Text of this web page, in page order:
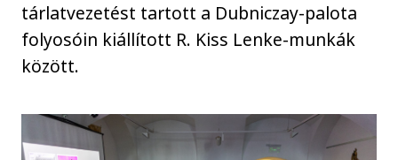
tárlatvezetést tartott a Dubniczay-palota
folyosóin kiállított R. Kiss Lenke-munkák
között.